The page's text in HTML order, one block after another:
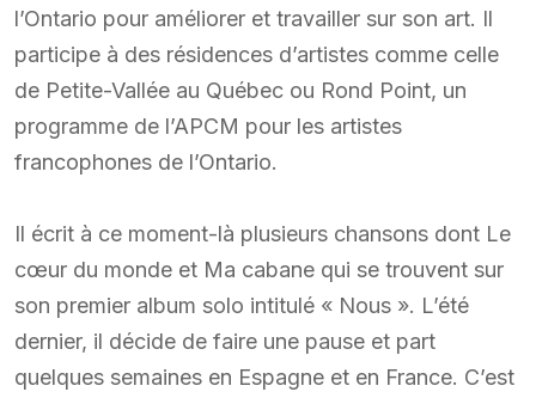
l’Ontario pour améliorer et travailler sur son art. Il
participe à des résidences d’artistes comme celle
de Petite-Vallée au Québec ou Rond Point, un
programme de l’APCM pour les artistes
francophones de l’Ontario.
Il écrit à ce moment-là plusieurs chansons dont Le
cœur du monde et Ma cabane qui se trouvent sur
son premier album solo intitulé « Nous ». L’été
dernier, il décide de faire une pause et part
quelques semaines en Espagne et en France. C’est